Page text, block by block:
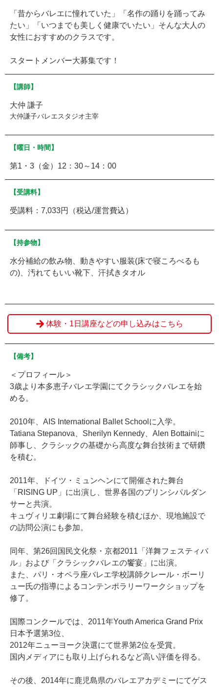
「昔からバレエに憧れていた」「名作の踊りを踊ってみ
たい」「いつまでも美しく健康でいたい」そんな大人の
女性におすすめのクラスです。
スタートメンバー大募集です！
【講師】
大仲 謙子
大仲謙子バレエスタジオ主宰
【曜日・時間】
第1・3（金）12：30～14：00
【受講料】
受講料：7,033円（税込/運営費込）
【持参物】
水分補給の飲み物、動きやすい服装(床で寝ころべるも
の)、汚れてもいい靴下、汗拭きタオル
体験・1日講座などの申し込みはこちら
【備考】
＜プロフィール＞
3歳より本多恵子バレエ学園にてクラシックバレエを始
める。
2010年、AIS International Ballet Schoolに入学。
Tatiana Stepanova、Sherilyn Kennedy、Alen Bottainiに
師事し、クラシックの基礎から高度な舞台技術まで研鑽
を積む。
2011年、ドイツ・ミュンヘンにて開催された舞台
「RISING UP」に出演し、世界各国のプリンシパルダン
サーと共演。
キュヴィリエ劇場にて舞台経験を積むほか、現地施設で
の訪問公演にも参加。
同年、第26回国民文化祭・京都2011「洋舞フェスティバ
ル」および「クラシックバレエの饗宴」に出演。
また、パリ・オペラ座バレエ学校講師クレール・ボーリ
ュー氏の指導によるコンテンポラリーワークショップを
修了。
国際コンクールでは、2011年Youth America Grand Prix
日本予選第3位、
2012年ニューヨーク決選にて世界第2位を受賞。
国内メディアにも取り上げられるなど高い評価を得る。
その後、2014年に鹿児島県のバレエアカデミーにてゲス